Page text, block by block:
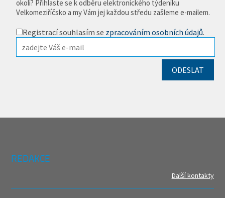
okolí? Přihlaste se k odběru elektronického týdeníku
Velkomeziříčsko a my Vám jej každou středu zašleme e-mailem.
Registrací souhlasím se zpracováním osobních údajů.
REDAKCE
Další kontakty